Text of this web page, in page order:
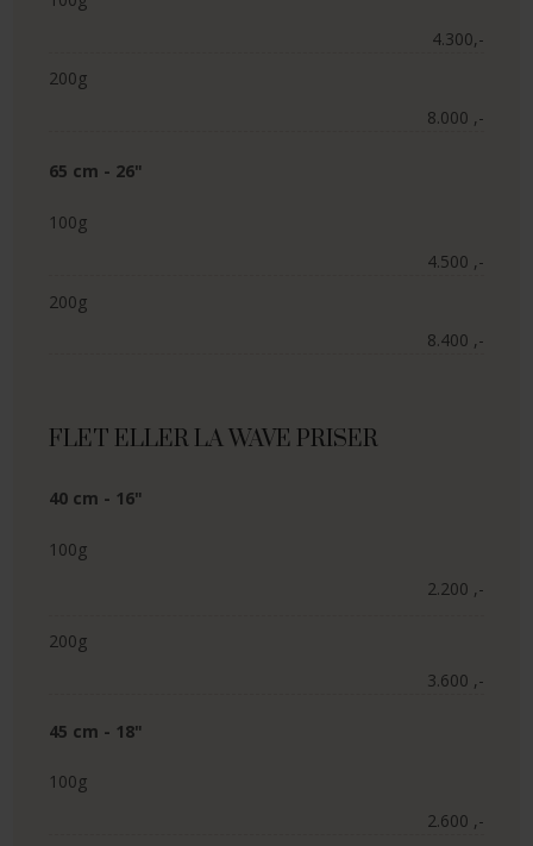
4.300,-​
200g
8.000 ,-​
65 cm - 26"
100g
4.500 ,-​
200g
8.400 ,-​
​FLET ELLER LA WAVE PRISER
40 cm - 16"
100g
2.200 ,-​
200g
3.600 ,-​
45 cm - 18"​
100g
2.600 ,-​